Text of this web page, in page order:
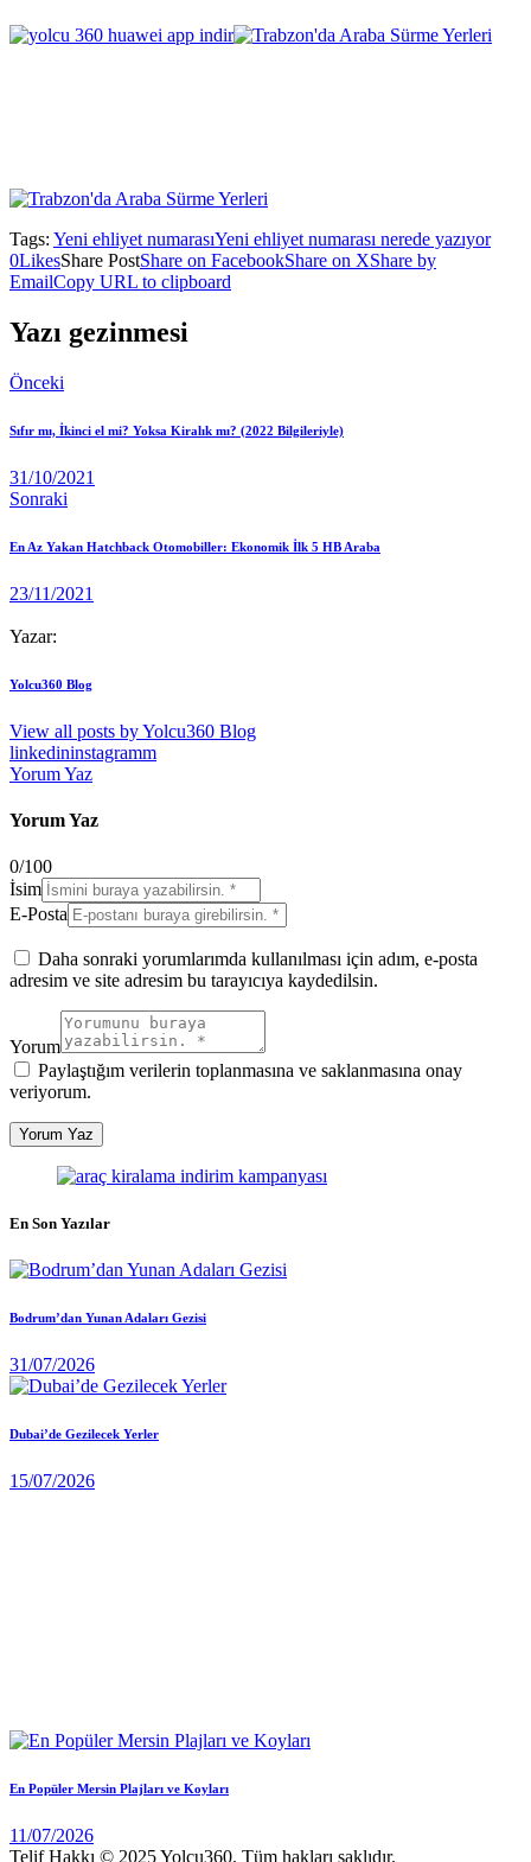
Tags: Yeni ehliyet numarasıYeni ehliyet numarası nerede yazıyor
0LikesShare PostShare on FacebookShare on XShare by
EmailCopy URL to clipboard
Yazı gezinmesi
Önceki
Sıfır mı, İkinci el mi? Yoksa Kiralık mı? (2022 Bilgileriyle)
31/10/2021
Sonraki
En Az Yakan Hatchback Otomobiller: Ekonomik İlk 5 HB Araba
23/11/2021
Yazar:
Yolcu360 Blog
View all posts byYolcu360 Blog
linkedininstagramm
Yorum Yaz
Yorum Yaz
0/100
İsim
E-Posta
Daha sonraki yorumlarımda kullanılması için adım, e-posta
adresim ve site adresim bu tarayıcıya kaydedilsin.
Yorum
Paylaştığım verilerin toplanmasına ve saklanmasına onay
veriyorum.
En Son Yazılar
Bodrum’dan Yunan Adaları Gezisi
31/07/2026
Dubai’de Gezilecek Yerler
15/07/2026
En Popüler Mersin Plajları ve Koyları
11/07/2026
Telif Hakkı © 2025 Yolcu360. Tüm hakları saklıdır.